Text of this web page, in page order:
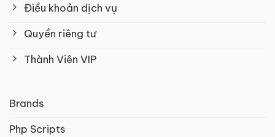
Điều khoản dịch vụ
Quyền riêng tư
Thành Viên VIP
Brands
Php Scripts